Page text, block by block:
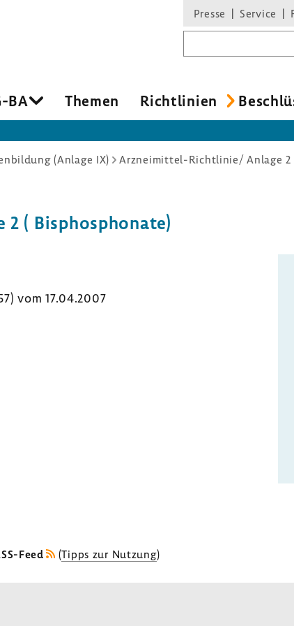
Presse Service
BA Themen Richt­li­nien
(Anlage IX) Arzneimittel-Richtlinie/ Anlage 2
( Bisphos­pho­nate)
vom 17.04.2007
Feed (Tipps zur Nutzung)